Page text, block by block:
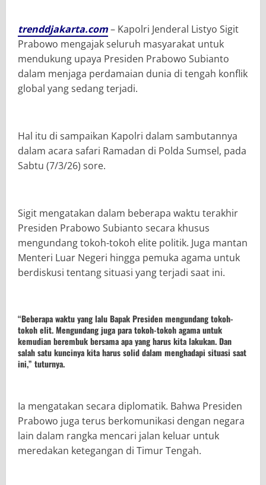
trenddjakarta.com– Kapolri Jenderal Listyo Sigit
Prabowo mengajak seluruh masyarakat untuk
mendukung upaya Presiden Prabowo Subianto
dalam menjaga perdamaian dunia di tengah konflik
global yang sedang terjadi.
Hal itu di sampaikan Kapolri dalam sambutannya
dalam acara safari Ramadan di Polda Sumsel, pada
Sabtu (7/3/26) sore.
Sigit mengatakan dalam beberapa waktu terakhir
Presiden Prabowo Subianto secara khusus
mengundang tokoh-tokoh elite politik. Juga mantan
Menteri Luar Negeri hingga pemuka agama untuk
berdiskusi tentang situasi yang terjadi saat ini.
“Beberapa waktu yang lalu Bapak Presiden mengundang tokoh-
tokoh elit. Mengundang juga para tokoh-tokoh agama untuk
kemudian berembuk bersama apa yang harus kita lakukan. Dan
salah satu kuncinya kita harus solid dalam menghadapi situasi saat
ini,” tuturnya.
Ia mengatakan secara diplomatik. Bahwa Presiden
Prabowo juga terus berkomunikasi dengan negara
lain dalam rangka mencari jalan keluar untuk
meredakan ketegangan di Timur Tengah.